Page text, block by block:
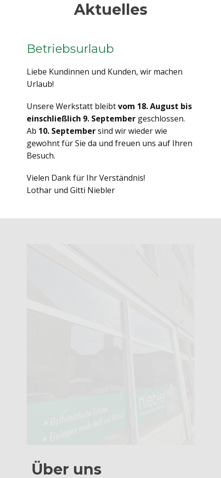
Aktuelles
Betriebsurlaub
Liebe Kundinnen und Kunden, wir machen
Urlaub!
Unsere Werkstatt bleibtvom 18. August bis
einschließlich 9. September geschlossen.
Ab 10. Septembersind wir wieder wie
gewohnt für Sie da und freuen uns auf Ihren
Besuch.
Vielen Dank für Ihr Verständnis!
Lothar und Gitti Niebler
Über uns